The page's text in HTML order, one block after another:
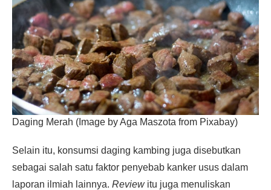
Daging Merah (Image by Aga Maszota from Pixabay)
Selain itu, konsumsi daging kambing juga disebutkan
sebagai salah satu faktor penyebab kanker usus dalam
laporan ilmiah lainnya. Reviewitu juga menuliskan